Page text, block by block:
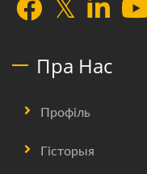
Пра Нас
Профіль
Гісторыя